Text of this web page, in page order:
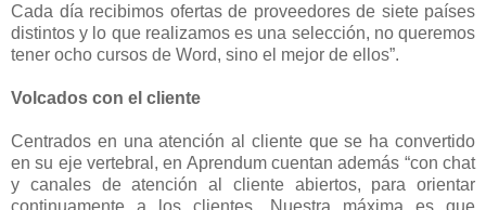
Cada día recibimos ofertas de proveedores de siete países
distintos y lo que realizamos es una selección, no queremos
tener ocho cursos de Word, sino el mejor de ellos”.
Volcados con el cliente
Centrados en una atención al cliente que se ha convertido
en su eje vertebral, en Aprendum cuentan además “con chat
y canales de atención al cliente abiertos, para orientar
continuamente a los clientes. Nuestra máxima es que